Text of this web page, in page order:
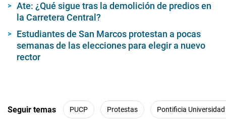
Ate: ¿Qué sigue tras la demolición de predios en
la Carretera Central?
Estudiantes de San Marcos protestan a pocas
semanas de las elecciones para elegir a nuevo
rector
Seguir temas PUCP Protestas Pontificia